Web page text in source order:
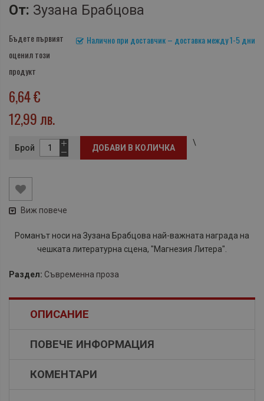
От: Зузана Брабцова
Налично при доставчик – доставка между 1-5 дни
Бъдете първият
оценил този
продукт
6,64 €
12,99 лв.
Брой ДОБАВИ В КОЛИЧКА
\
Виж повече
Романът носи на Зузана Брабцова най-важната награда на
чешката литературна сцена, "Магнезия Литера".
Раздел: Съвременна проза
ОПИСАНИЕ
ПОВЕЧЕ ИНФОРМАЦИЯ
КОМЕНТАРИ